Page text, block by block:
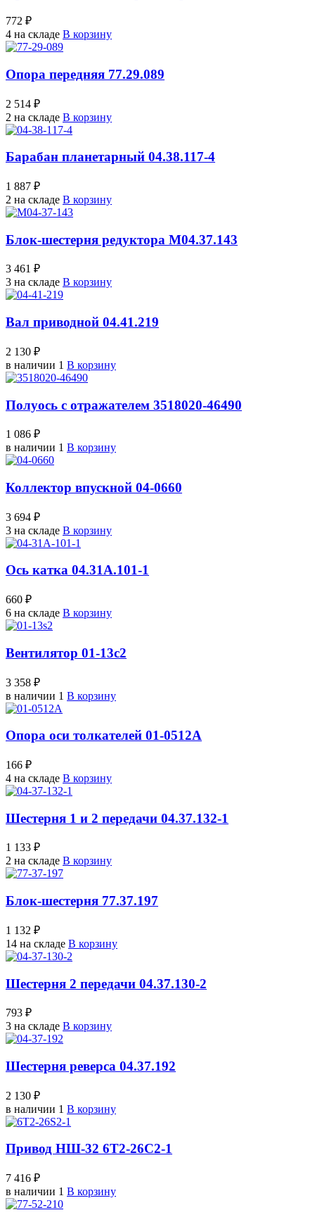
772 ₽
4 на складе В корзину
Опора передняя 77.29.089
2 514 ₽
2 на складе В корзину
Барабан планетарный 04.38.117-4
1 887 ₽
2 на складе В корзину
Блок-шестерня редуктора М04.37.143
3 461 ₽
3 на складе В корзину
Вал приводной 04.41.219
2 130 ₽
в наличии 1 В корзину
Полуось с отражателем 3518020-46490
1 086 ₽
в наличии 1 В корзину
Коллектор впускной 04-0660
3 694 ₽
3 на складе В корзину
Ось катка 04.31А.101-1
660 ₽
6 на складе В корзину
Вентилятор 01-13с2
3 358 ₽
в наличии 1 В корзину
Опора оси толкателей 01-0512А
166 ₽
4 на складе В корзину
Шестерня 1 и 2 передачи 04.37.132-1
1 133 ₽
2 на складе В корзину
Блок-шестерня 77.37.197
1 132 ₽
14 на складе В корзину
Шестерня 2 передачи 04.37.130-2
793 ₽
3 на складе В корзину
Шестерня реверса 04.37.192
2 130 ₽
в наличии 1 В корзину
Привод НШ-32 6Т2-26С2-1
7 416 ₽
в наличии 1 В корзину